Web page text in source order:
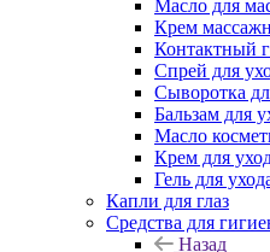
Масло для
Крем
Контактный
Спрей для
Сыворотка
Бальзам для
Масло
Крем для
Гель для
Капли для глаз
Средства для
Назад